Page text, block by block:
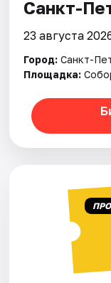
Санкт-
23 августа
Город: Санкт-
Площадка: